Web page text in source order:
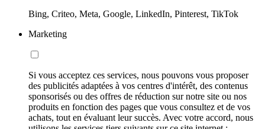
Bing, Criteo, Meta, Google, LinkedIn, Pinterest, TikTok
Marketing
Si vous acceptez ces services, nous pouvons vous proposer
des publicités adaptées à vos centres d'intérêt, des contenus
sponsorisés ou des offres de réduction sur notre site ou nos
produits en fonction des pages que vous consultez et de vos
achats, tout en évaluant leur succès. Avec votre accord, nous